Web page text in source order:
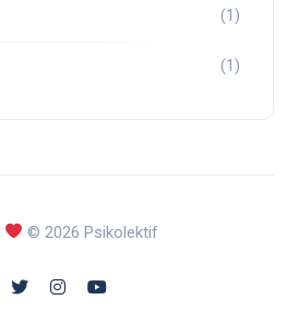
(1)
(1)
© 2026 Psikolektif